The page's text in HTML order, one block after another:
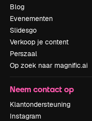
Blog
Evenementen
Slidesgo
Verkoop je content
Perszaal
Op zoek naar magnific.ai
Neem contact op
Klantondersteuning
Instagram